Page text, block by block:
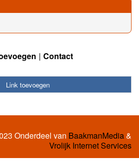
Contact
Link toevoegen
Onderdeel van BaakmanMedia&
Vrolijk Internet Services